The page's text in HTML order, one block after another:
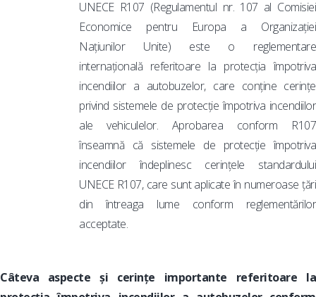
UNECE R107 (Regulamentul nr. 107 al Comisiei
Economice pentru Europa a Organizației
Națiunilor Unite) este o reglementare
internațională referitoare la protecția împotriva
incendiilor a autobuzelor, care conține cerințe
privind sistemele de protecție împotriva incendiilor
ale vehiculelor. Aprobarea conform R107
înseamnă că sistemele de protecție împotriva
incendiilor îndeplinesc cerințele standardului
UNECE R107, care sunt aplicate în numeroase țări
din întreaga lume conform reglementărilor
acceptate.
Câteva aspecte și cerințe importante referitoare la